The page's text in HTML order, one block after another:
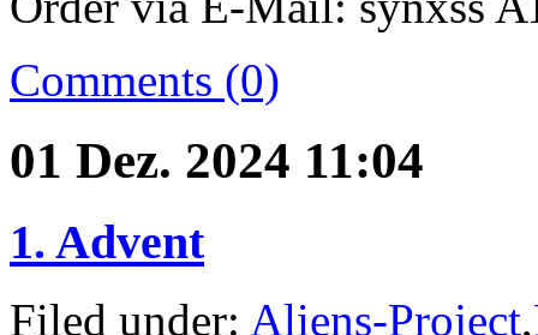
Comments (0)
01 Dez. 2024 11:04
1. Advent
Filed under: Aliens-Project,